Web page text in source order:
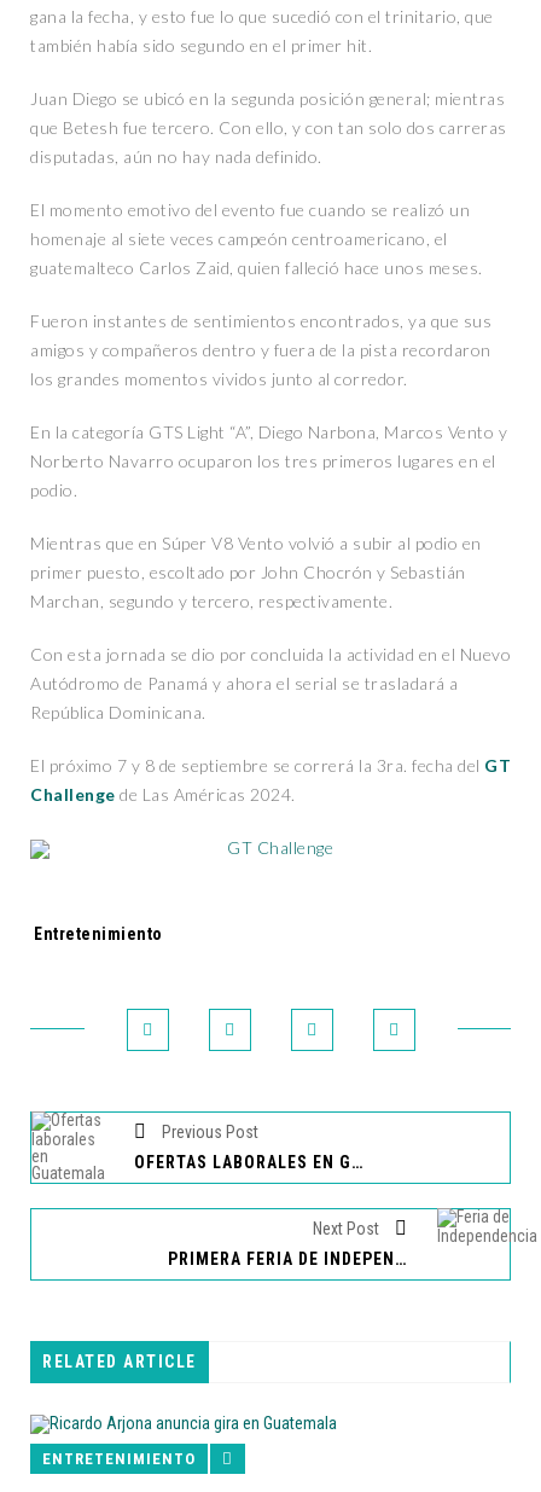
gana la fecha, y esto fue lo que sucedió con el trinitario, que
también había sido segundo en el primer hit.
Juan Diego se ubicó en la segunda posición general; mientras
que Betesh fue tercero. Con ello, y con tan solo dos carreras
disputadas, aún no hay nada definido.
El momento emotivo del evento fue cuando se realizó un
homenaje al siete veces campeón centroamericano, el
guatemalteco Carlos Zaid, quien falleció hace unos meses.
Fueron instantes de sentimientos encontrados, ya que sus
amigos y compañeros dentro y fuera de la pista recordaron
los grandes momentos vividos junto al corredor.
En la categoría GTS Light “A”, Diego Narbona, Marcos Vento y
Norberto Navarro ocuparon los tres primeros lugares en el
podio.
Mientras que en Súper V8 Vento volvió a subir al podio en
primer puesto, escoltado por John Chocrón y Sebastián
Marchan, segundo y tercero, respectivamente.
Con esta jornada se dio por concluida la actividad en el Nuevo
Autódromo de Panamá y ahora el serial se trasladará a
República Dominicana.
El próximo 7 y 8 de septiembre se correrá la 3ra. fecha del GT
Challenge de Las Américas 2024.
Tags:
Entretenimiento
Previous Post
OFERTAS LABORALES EN GUATEMALA
Next Post
PRIMERA FERIA DE INDEPENDENCIA SE REALIZARÁ EN LOS ÁNGELES, CALIFORNIA
RELATED ARTICLE
ENTRETENIMIENTO